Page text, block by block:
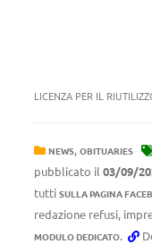
LICENZA PER IL
NEWS, OBITUARIES
pubblicato il 03/09/
tutti SULLA PAGINA
redazione refusi,
MODULO DEDICATO.